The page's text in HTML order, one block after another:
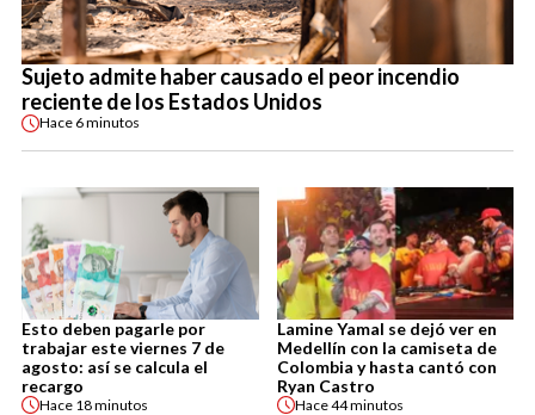
Sujeto admite haber causado el peor incendio
reciente de los Estados Unidos
Hace 6 minutos
Esto deben pagarle por
trabajar este viernes 7 de
agosto: así se calcula el
recargo
Hace 18 minutos
Lamine Yamal se dejó ver en
Medellín con la camiseta de
Colombia y hasta cantó con
Ryan Castro
Hace44 minutos